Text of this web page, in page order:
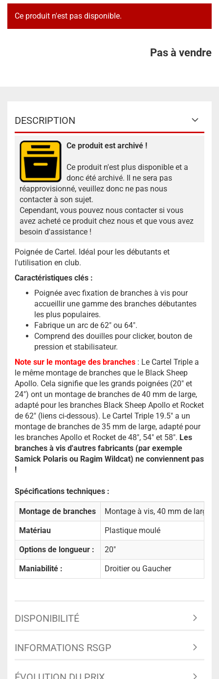
Ce produit n'est pas disponible.
Pas à vendre
DESCRIPTION
Ce produit est archivé !
Ce produit n'est plus disponible et a
donc été archivé. Il ne sera pas
réapprovisionné, veuillez donc ne pas nous
contacter à son sujet.
Cependant, vous pouvez nous contacter si vous
avez acheté ce produit chez nous et que vous avez
besoin d'assistance !
Poignée de Cartel. Idéal pour les débutants et
l'utilisation en club.
Caractéristiques clés :
Poignée avec fixation de branches à vis pour
accueillir une gamme des branches débutantes
les plus populaires.
Fabrique un arc de 62" ou 64".
Comprend des douilles pour clicker, bouton de
pression et stabilisateur.
Note sur le montage des branches : Le Cartel Triple a
le même montage de branches que le Black Sheep
Apollo. Cela signifie que les grands poignées (20" et
24") ont un montage de branches de 40 mm de large,
adapté pour les branches Black Sheep Apollo et Rocket
de 62" (liens ci-dessous). Le Cartel Triple 19.5" a un
montage de branches de 35 mm de large, adapté pour
les branches Apollo et Rocket de 48", 54" et 58". Les
branches à vis d'autres fabricants (par exemple
Samick Polaris ou Ragim Wildcat) ne conviennent pas
!
Spécifications techniques :
Montage de branches Montage à vis, 40 mm de large
Matériau Plastique moulé
Options de longueur : 20"
Maniabilité : Droitier ou Gaucher
DISPONIBILITÉ
INFORMATIONS RSGP